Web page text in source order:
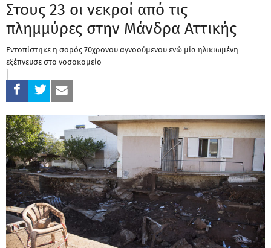
Στους 23 οι νεκροί από τις
πλημμύρες στην Μάνδρα Αττικής
Εντοπίστηκε η σορός 70χρονου αγνοούμενου ενώ μία ηλικιωμένη
εξέπνευσε στο νοσοκομείο